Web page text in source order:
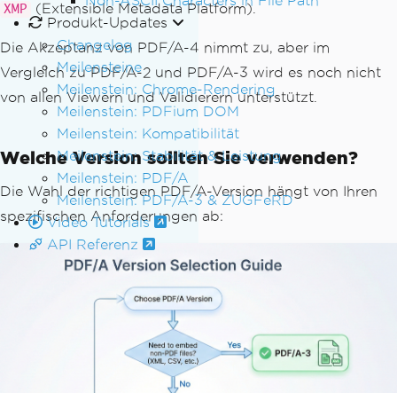
Produkt-Updates
Changelog
Meilensteine
Meilenstein: Chrome-Rendering
Meilenstein: PDFium DOM
Meilenstein: Kompatibilität
Meilenstein: Stabilität & Leistung
Meilenstein: PDF/A
Meilenstein: PDF/A-3 & ZUGFeRD
Video Tutorials
API Referenz
XMP (Extensible Metadata Platform).
Die Akzeptanz von PDF/A-4 nimmt zu, aber im
Vergleich zu PDF/A-2 und PDF/A-3 wird es noch nicht
von allen Viewern und Validierern unterstützt.
Welche Version sollten Sie verwenden?
Die Wahl der richtigen PDF/A-Version hängt von Ihren
spezifischen Anforderungen ab: